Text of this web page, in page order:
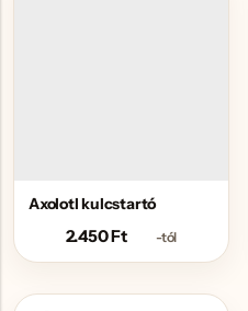
Axolotl kulcstartó
2.450Ft -tól